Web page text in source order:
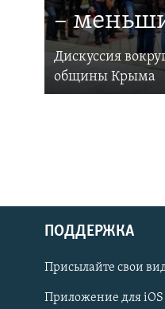
Українською
Qırımtatar
–
Дискуссия
общины Крыма
ПОДДЕРЖКА
Присылайте свои
Приложение для